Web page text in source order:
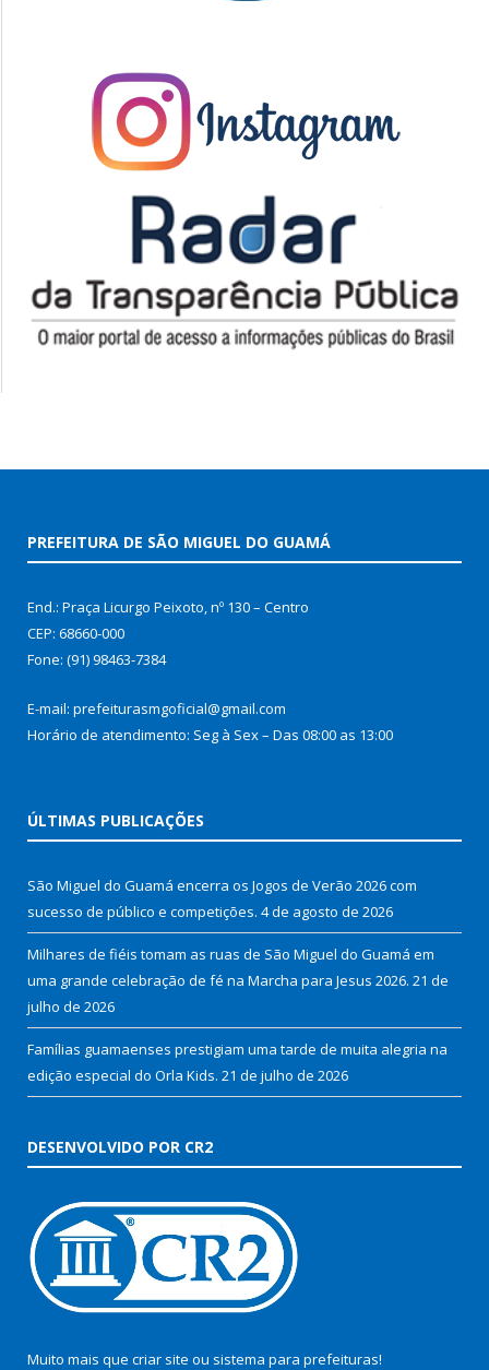
PREFEITURA DE SÃO MIGUEL DO GUAMÁ
End.: Praça Licurgo Peixoto, nº 130 – Centro
CEP: 68660-000
Fone: (91) 98463-7384
E-mail: prefeiturasmgoficial@gmail.com
Horário de atendimento: Seg à Sex – Das 08:00 as 13:00
ÚLTIMAS PUBLICAÇÕES
São Miguel do Guamá encerra os Jogos de Verão 2026 com
sucesso de público e competições. 4 de agosto de 2026
Milhares de fiéis tomam as ruas de São Miguel do Guamá em
uma grande celebração de fé na Marcha para Jesus 2026. 21 de
julho de 2026
Famílias guamaenses prestigiam uma tarde de muita alegria na
edição especial do Orla Kids. 21 de julho de 2026
DESENVOLVIDO POR CR2
Muito mais que criar site ou sistema para prefeituras!